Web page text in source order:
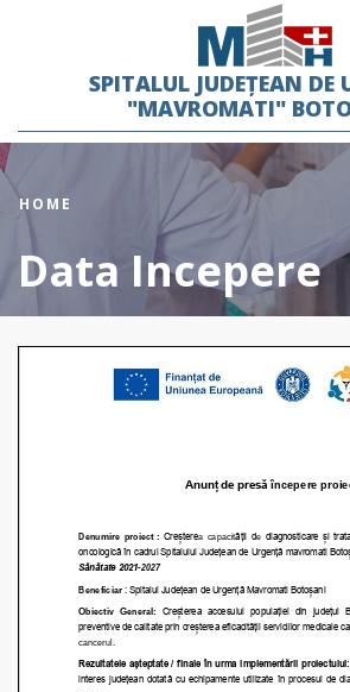
SPITALUL JUDEȚEAN DE
"MAVROMATI"
HOME
Data Incepere